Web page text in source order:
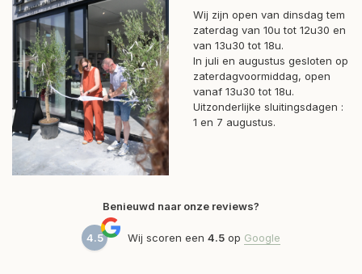
Wij zijn open van dinsdag tem
zaterdag van 10u tot 12u30 en
van 13u30 tot 18u.
In juli en augustus gesloten op
zaterdagvoormiddag, open
vanaf 13u30 tot 18u.
Uitzonderlijke sluitingsdagen :
1 en 7 augustus.
Benieuwd naar onze reviews?
4.5 Wij scoren een 4.5 op Google